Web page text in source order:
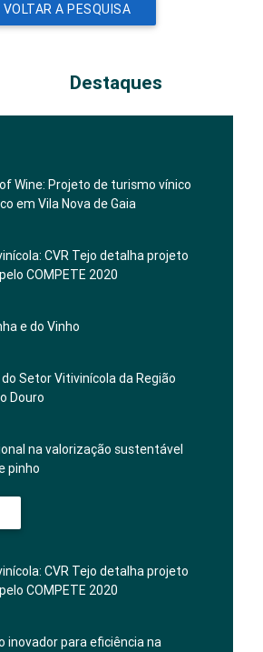
VOLTAR A PESQUISA
Destaques
Wine: Projeto de turismo vínico
em Vila Nova de Gaia
CVR Tejo detalha projeto
COMPETE 2020
e do Vinho
do Setor Vitivinícola da Região
Douro
na valorização sustentável
pinho
CVR Tejo detalha projeto
COMPETE 2020
inovador para eficiência na